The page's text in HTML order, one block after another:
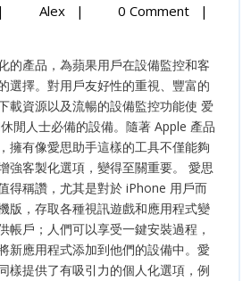
| Alex
使
思
助
手
优
化
处
理
器
性
能
| 0 Comment
|
選擇。對用戶友好性的重視、豐富的
載資源以及流暢的設備監控功能使 爱
閒人士必備的設備。隨著 Apple 產品
擁有像愛思助手這樣的工具不僅能夠
強客製化選項，變得至關重要。 愛思
得稱讚，尤其是對於 iPhone 用戶而
版，存取各種視訊遊戲和應用程式變
帳戶；人們可以享受一鍵安裝過程，
新應用程式添加到他們的設備中。愛
樣提供了有吸引力的個人化選項，例